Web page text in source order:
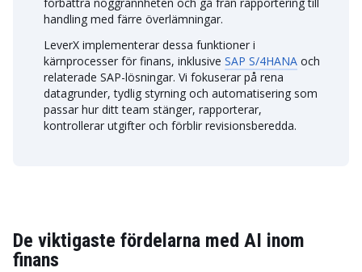
handling med färre överlämningar.
LeverX implementerar dessa funktioner i
kärnprocesser för finans, inklusive SAP S/4HANA och
relaterade SAP-lösningar. Vi fokuserar på rena
datagrunder, tydlig styrning och automatisering som
passar hur ditt team stänger, rapporterar,
kontrollerar utgifter och förblir revisionsberedda.
De viktigaste fördelarna med AI inom
finans